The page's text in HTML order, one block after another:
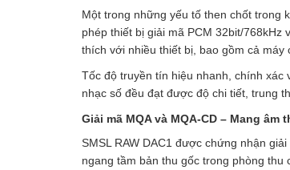
Một trong những yếu tố then chốt trong
phép thiết bị giải mã PCM 32bit/768kHz
thích với nhiều thiết bị, bao gồm cả máy
Tốc độ truyền tín hiệu nhanh, chính xác
nhạc số đều đạt được độ chi tiết, trung
Giải mã MQA và MQA-CD – Mang
SMSL RAW DAC1 được chứng nhận
ngang tầm bản thu gốc trong phòng